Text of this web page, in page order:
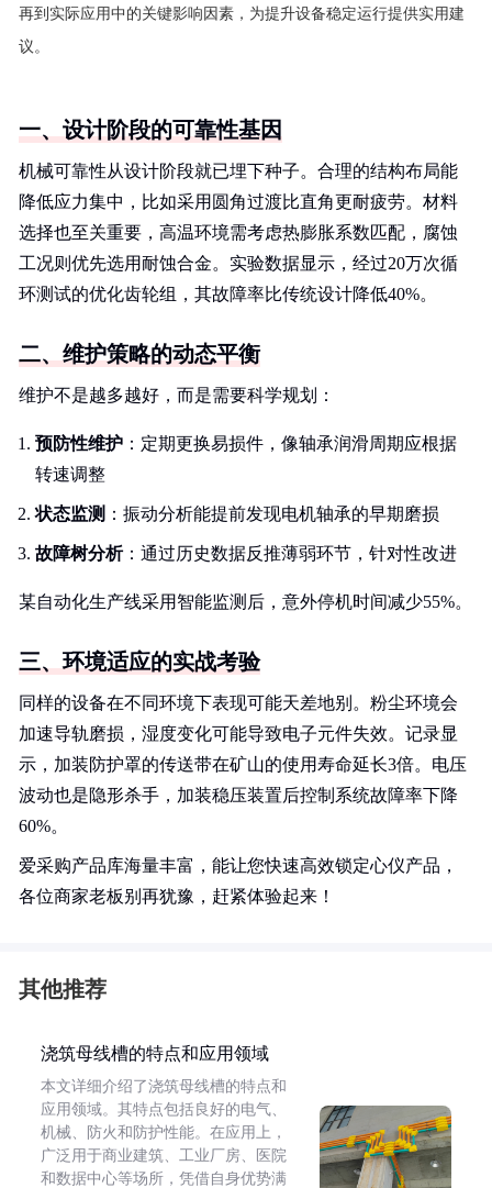
再到实际应用中的关键影响因素，为提升设备稳定运行提供实用建
议。
一、设计阶段的可靠性基因
机械可靠性从设计阶段就已埋下种子。合理的结构布局能
降低应力集中，比如采用圆角过渡比直角更耐疲劳。材料
选择也至关重要，高温环境需考虑热膨胀系数匹配，腐蚀
工况则优先选用耐蚀合金。实验数据显示，经过20万次循
环测试的优化齿轮组，其故障率比传统设计降低40%。
二、维护策略的动态平衡
维护不是越多越好，而是需要科学规划：
预防性维护 ：定期更换易损件，像轴承润滑周期应根据
转速调整
状态监测 ：振动分析能提前发现电机轴承的早期磨损
故障树分析：通过历史数据反推薄弱环节，针对性改进
某自动化生产线采用智能监测后，意外停机时间减少55%。
三、环境适应的实战考验
同样的设备在不同环境下表现可能天差地别。粉尘环境会
加速导轨磨损，湿度变化可能导致电子元件失效。记录显
示，加装防护罩的传送带在矿山的使用寿命延长3倍。电压
波动也是隐形杀手，加装稳压装置后控制系统故障率下降
60%。
爱采购产品库海量丰富，能让您快速高效锁定心仪产品，
各位商家老板别再犹豫，赶紧体验起来！
其他推荐
浇筑母线槽的特点和应用领域
本文详细介绍了浇筑母线槽的特点和
应用领域。其特点包括良好的电气、
机械、防火和防护性能。在应用上，
广泛用于商业建筑、工业厂房、医院
和数据中心等场所，凭借自身优势满